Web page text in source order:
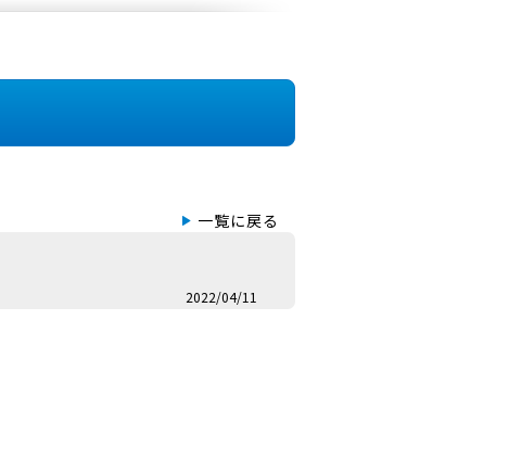
一覧に戻る
2022/04/11